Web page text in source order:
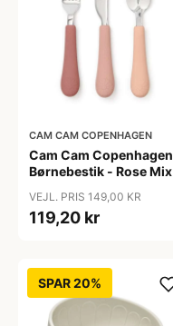
CAM CAM COPENHAGEN
Cam Cam Copenhagen
Børnebestik - Rose Mix
VEJL. PRIS 149,00 KR
119,20 kr
SPAR 20%